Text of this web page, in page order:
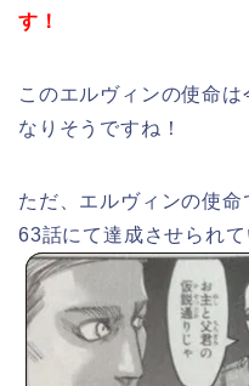
す！
このエルヴィンの使命
なりそうですね！
ただ、エルヴィンの使
63話にて達成させられて